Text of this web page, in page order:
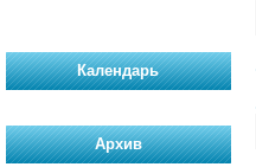
Календарь
Архив